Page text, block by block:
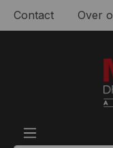
Ga naar de
Contact Over